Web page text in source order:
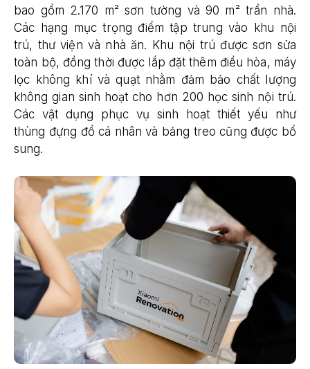
bao gồm 2.170 m² sơn tường và 90 m² trần nhà.
Các hạng mục trọng điểm tập trung vào khu nội
trú, thư viện và nhà ăn. Khu nội trú được sơn sửa
toàn bộ, đồng thời được lắp đặt thêm điều hòa, máy
lọc không khí và quạt nhằm đảm bảo chất lượng
không gian sinh hoạt cho hơn 200 học sinh nội trú.
Các vật dụng phục vụ sinh hoạt thiết yếu như
thùng đựng đồ cá nhân và bảng treo cũng được bổ
sung.